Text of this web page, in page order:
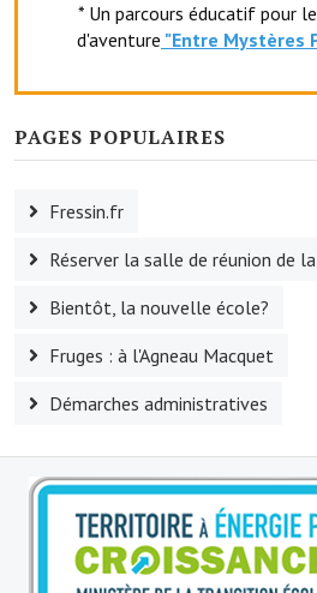
L'association du château
Le foyer rural
Le club de l'amitié
L'US Crequy Fressin
La société de chasse
La société de pêche
* Un parcours éducatif pour
d'aventure "Entre Mystères
PAGES POPULAIRES
Fressin.fr
Réserver la salle de réunion de
Bientôt, la nouvelle école?
Fruges : à l'Agneau Macquet
Démarches administratives